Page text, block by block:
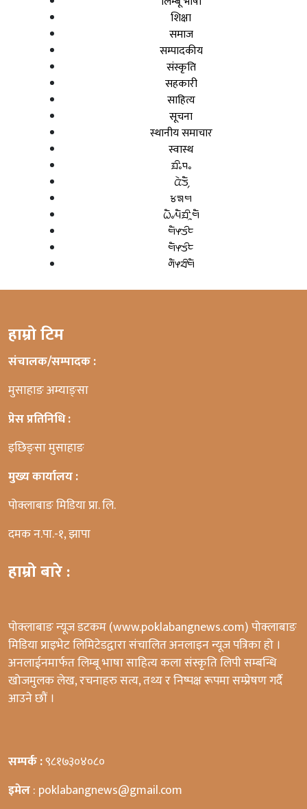
शिक्षा
समाज
सम्पादकीय
संस्कृति
सहकारी
साहित्य
सूचना
स्थानीय समाचार
स्वास्थ
ᤀᤡᤱᤄᤱ
ᤂᤧᤍᤠ᤹
ᤃᤈᤗ
ᤐᤠᤱᤘᤠᤀᤡᤳᤗᤠ
ᤗᤠᤶᤍᤡᤰ
ᤗᤠᤶᤍᤡᤰ
ᤛᤠᤶᤔᤡᤗᤠ
हाम्रो टिम
संचालक/सम्पादक :
मुसाहाङ अम्याङ्सा
प्रेस प्रतिनिधि :
इछिङ्सा मुसाहाङ
मुख्य कार्यालय :
पोक्लाबाङ मिडिया प्रा. लि.
दमक न.पा.-१, झापा
हाम्रो बारे :
पोक्लाबाङ न्यूज डटकम (www.poklabangnews.com) पोक्लाबाङ
मिडिया प्राइभेट लिमिटेडद्वारा संचालित अनलाइन न्यूज पत्रिका हो ।
अनलाईनमार्फत लिम्बू भाषा साहित्य कला संस्कृति लिपी सम्बन्धि
खोजमुलक लेख, रचनाहरु सत्य, तथ्य र निष्पक्ष रूपमा सम्प्रेषण गर्दै
आउने छौं ।
सम्पर्क :९८१७३०४०८०
इमेल: poklabangnews@gmail.com